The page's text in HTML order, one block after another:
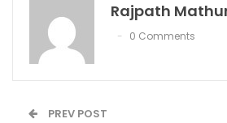
Rajpath
0 Comments
PREV POST